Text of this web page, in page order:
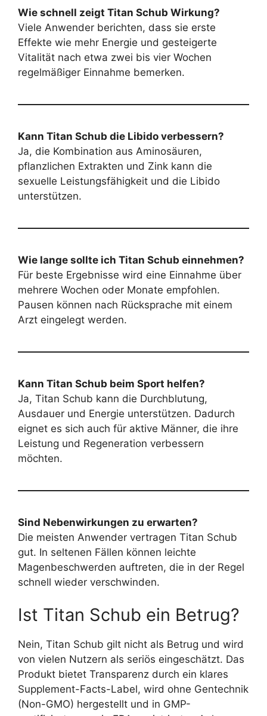
Wie schnell zeigt Titan Schub Wirkung?
Viele Anwender berichten, dass sie erste
Effekte wie mehr Energie und gesteigerte
Vitalität nach etwa zwei bis vier Wochen
regelmäßiger Einnahme bemerken.
Kann Titan Schub die Libido verbessern?
Ja, die Kombination aus Aminosäuren,
pflanzlichen Extrakten und Zink kann die
sexuelle Leistungsfähigkeit und die Libido
unterstützen.
Wie lange sollte ich Titan Schub einnehmen?
Für beste Ergebnisse wird eine Einnahme über
mehrere Wochen oder Monate empfohlen.
Pausen können nach Rücksprache mit einem
Arzt eingelegt werden.
Kann Titan Schub beim Sport helfen?
Ja, Titan Schub kann die Durchblutung,
Ausdauer und Energie unterstützen. Dadurch
eignet es sich auch für aktive Männer, die ihre
Leistung und Regeneration verbessern
möchten.
Sind Nebenwirkungen zu erwarten?
Die meisten Anwender vertragen Titan Schub
gut. In seltenen Fällen können leichte
Magenbeschwerden auftreten, die in der Regel
schnell wieder verschwinden.
Ist Titan Schub ein Betrug?
Nein, Titan Schub gilt nicht als Betrug und wird
von vielen Nutzern als seriös eingeschätzt. Das
Produkt bietet Transparenz durch ein klares
Supplement-Facts-Label, wird ohne Gentechnik
(Non-GMO) hergestellt und in GMP-